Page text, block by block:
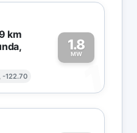
km
-122.70
1.8
MW
1